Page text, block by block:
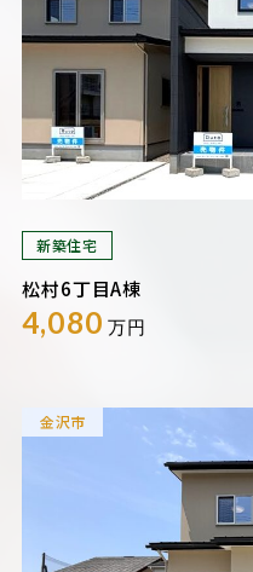
新築住宅
松村6丁目A棟
4,080 万円
金沢市